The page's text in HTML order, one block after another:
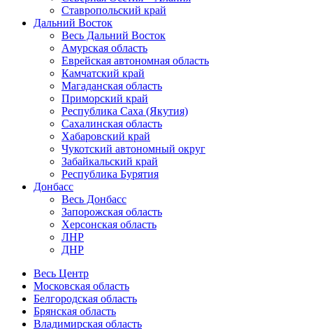
Ставропольский край
Дальний Восток
Весь Дальний Восток
Амурская область
Еврейская автономная область
Камчатский край
Магаданская область
Приморский край
Республика Саха (Якутия)
Сахалинская область
Хабаровский край
Чукотский автономный округ
Забайкальский край
Республика Бурятия
Донбасс
Весь Донбасс
Запорожская область
Херсонская область
ЛНР
ДНР
Весь Центр
Московская область
Белгородская область
Брянская область
Владимирская область